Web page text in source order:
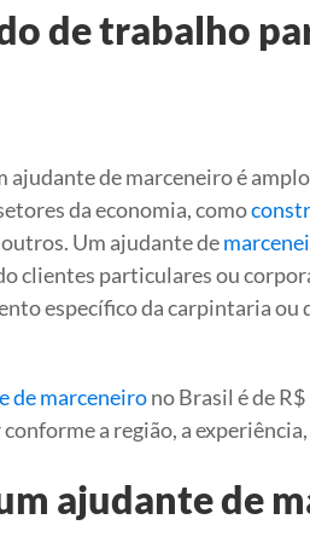
de trabalho
ajudante de marceneiro é
da economia, como
Um ajudante de
clientes particulares ou
específico da carpintaria
de marceneirono Brasil é de
a região, a experiência,
ajudante de